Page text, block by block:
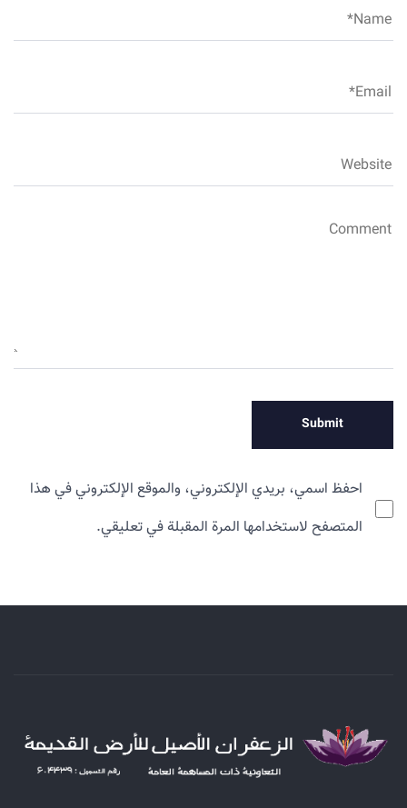
احفظ اسمي، بريدي الإلكتروني، والموقع الإلكتروني في هذا
المتصفح لاستخدامها المرة المقبلة في تعليقي.